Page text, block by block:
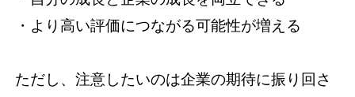
・より高い評価につながる可能性が増える
ただし、注意したいのは企業の期待に振り回さ